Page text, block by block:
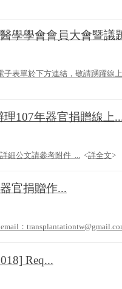
學學會會員大會暨議
表單於下方連結，敬請踴躍線
理107年器官捐贈線上
細公文請參考附件 ... <詳全文>
官捐贈作...
：
Req...